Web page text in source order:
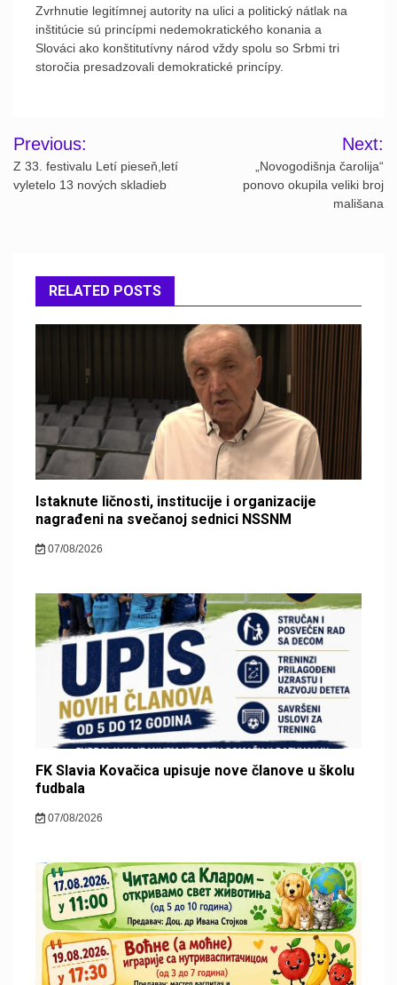
Zvrhnutie legitímnej autority na ulici a politický nátlak na
inštitúcie sú princípmi nedemokratického konania a
Slováci ako konštitutívny národ vždy spolu so Srbmi tri
storočia presadzovali demokratické princípy.
Post
navigation
Previous:
Z 33. festivalu Letí pieseň,letí
vyletelo 13 nových skladieb
Next:
„Novogodišnja čarolija“
ponovo okupila veliki broj
mališana
RELATED POSTS
Istaknute ličnosti, institucije i organizacije
nagrađeni na svečanoj sednici NSSNM
07/08/2026
FK Slavia Kovačica upisuje nove članove u školu
fudbala
07/08/2026